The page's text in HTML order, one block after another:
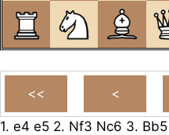
1. e4 e5 2. Nf3 Nc6 3. Bb5